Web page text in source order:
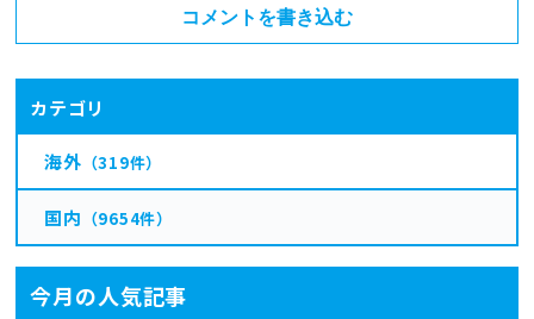
コメントを書き込む
カテゴリ
海外 （319件）
国内 （9654件）
今月の人気記事